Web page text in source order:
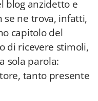
blog anzidetto e
ne trova, infatti,
capitolo del
di ricevere stimoli,
sola parola:
tanto presente